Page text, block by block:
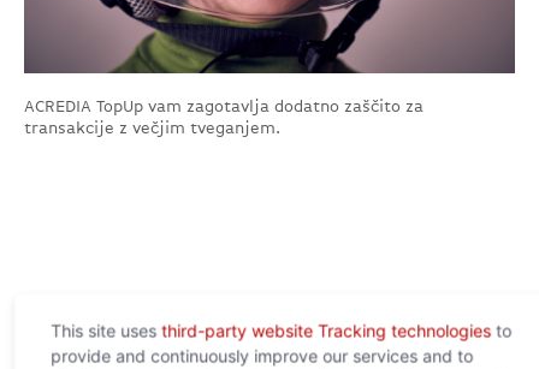
ACREDIA TopUp vam zagotavlja dodatno zaščito za
transakcije z večjim tveganjem.
This site uses third-party website Tracking technologiesto
provide and continuously improve our services and to